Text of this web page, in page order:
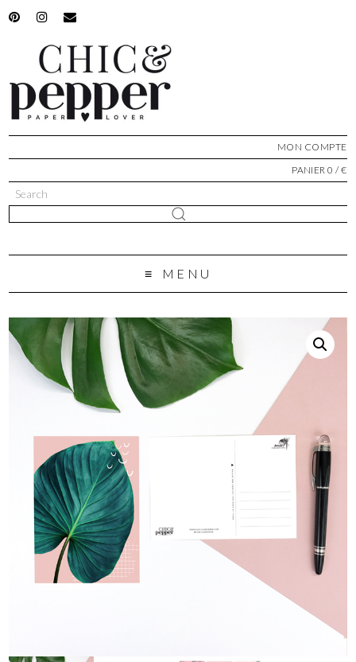
MON COMPTE
PANIER 0 / €
MENU